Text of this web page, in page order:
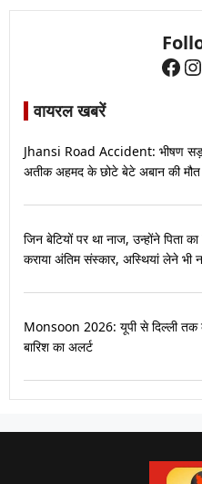
वायरल खबरें
Jhansi Road Accident: भीषण
अतीक अहमद के छोटे बेटे अबान की मौत
जिन बेटियों पर था नाज, उन्होंने पिता
कराया अंतिम संस्कार, अस्थियां लेने भी
Monsoon 2026: यूपी से दिल्ली तक
बारिश का अलर्ट